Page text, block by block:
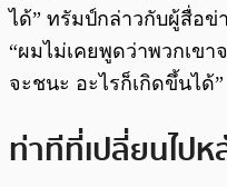
ได้” ทรัมป์กล่าวกับผู้สื่อข่
“ผมไม่เคยพูดว่าพวกเขา
จะชนะ อะไรก็เกิดขึ้นได้”
ท่าทีที่เปลี่ยนไปห